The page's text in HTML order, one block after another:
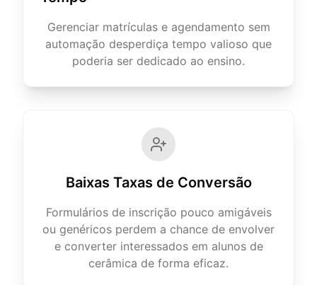
Gerenciar matrículas e agendamento sem
automação desperdiça tempo valioso que
poderia ser dedicado ao ensino.
Baixas Taxas de Conversão
Formulários de inscrição pouco amigáveis
ou genéricos perdem a chance de envolver
e converter interessados em alunos de
cerâmica de forma eficaz.